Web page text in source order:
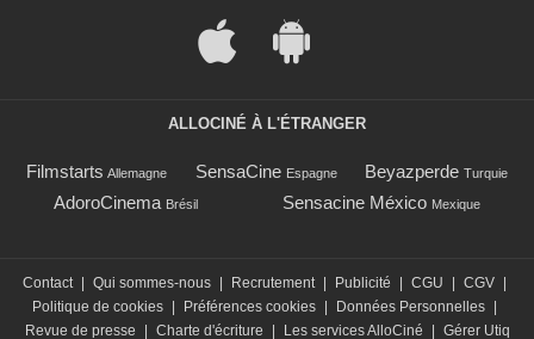
ALLOCINÉ À L'ÉTRANGER
Filmstarts Allemagne SensaCine Espagne Beyazperde Turquie
AdoroCinema Brésil Sensacine México Mexique
Contact | Qui sommes-nous | Recrutement | Publicité | CGU | CGV |
Politique de cookies | Préférences cookies | Données Personnelles |
Revue de presse
| Charte d'écriture | Les services AlloCiné | Gérer Utiq